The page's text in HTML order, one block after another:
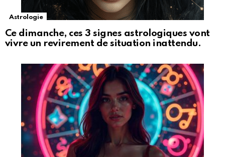
Astrologie
Ce dimanche, ces 3 signes astrologiques vont
vivre un revirement de situation inattendu.